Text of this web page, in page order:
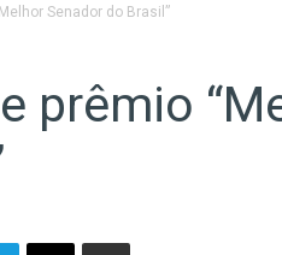
Senador do Brasil”
prêmio